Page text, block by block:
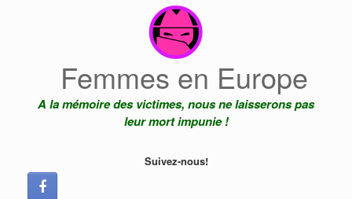
Femmes en Europe
A la mémoire des victimes, nous ne laisserons pas
leur mort impunie !
Suivez-nous!